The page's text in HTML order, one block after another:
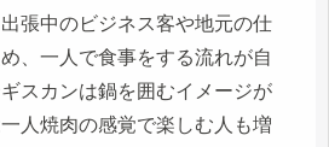
張中のビジネス客や地元の仕
、一人で食事をする流れが自
スカンは鍋を囲むイメージが
人焼肉の感覚で楽しむ人も増